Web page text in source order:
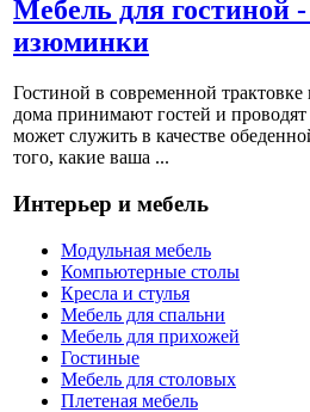
Мебель для гостиной
изюминки
Гостиной в современной
дома принимают гостей и
может служить в качестве
того, какие ваша ...
Интерьер и мебель
Модульная мебель
Компьютерные столы
Кресла и стулья
Мебель для спальни
Мебель для прихожей
Гостиные
Мебель для столовых
Плетеная мебель